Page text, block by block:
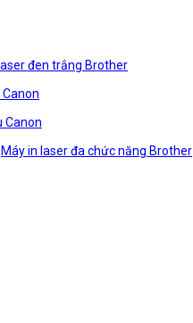
đen trắng Brother
Canon
Máy in laser đa chức năng Brother